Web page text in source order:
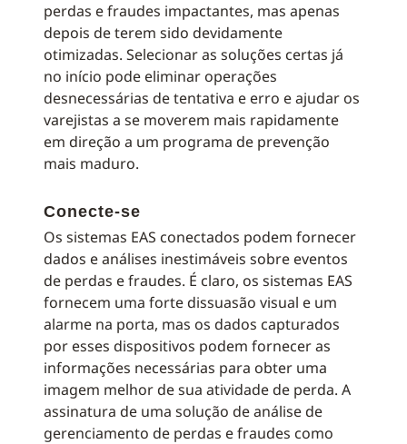
perdas e fraudes impactantes, mas apenas
depois de terem sido devidamente
otimizadas. Selecionar as soluções certas já
no início pode eliminar operações
desnecessárias de tentativa e erro e ajudar os
varejistas a se moverem mais rapidamente
em direção a um programa de prevenção
mais maduro.
Conecte-se
Os sistemas EAS conectados podem fornecer
dados e análises inestimáveis sobre eventos
de perdas e fraudes. É claro, os sistemas EAS
fornecem uma forte dissuasão visual e um
alarme na porta, mas os dados capturados
por esses dispositivos podem fornecer as
informações necessárias para obter uma
imagem melhor de sua atividade de perda. A
assinatura de uma solução de análise de
gerenciamento de perdas e fraudes como